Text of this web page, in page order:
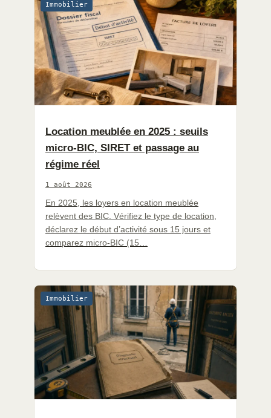
Immobilier
Location meublée en 2025 : seuils
micro-BIC, SIRET et passage au
régime réel
1 août 2026
En 2025, les loyers en location meublée
relèvent des BIC. Vérifiez le type de location,
déclarez le début d’activité sous 15 jours et
comparez micro-BIC (15…
Immobilier